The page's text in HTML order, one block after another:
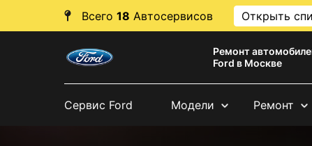
Всего 18 Автосервисов Открыть
Ремонт
Ford в Москве
Сервис Ford Модели Ремонт